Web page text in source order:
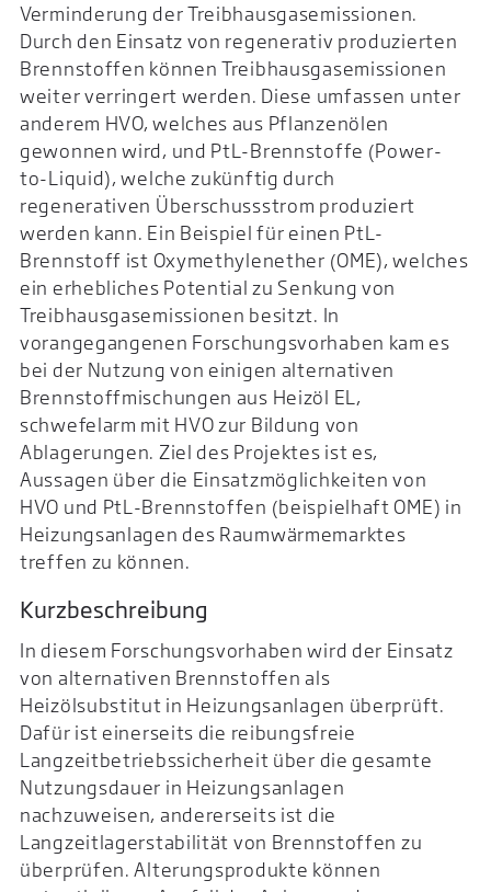
Verminderung der Treibhausgasemissionen.
Durch den Einsatz von regenerativ produzierten
Brennstoffen können Treibhausgasemissionen
weiter verringert werden. Diese umfassen unter
anderem HVO, welches aus Pflanzenölen
gewonnen wird, und PtL-Brennstoffe (Power-
to-Liquid), welche zukünftig durch
regenerativen Überschussstrom produziert
werden kann. Ein Beispiel für einen PtL-
Brennstoff ist Oxymethylenether (OME), welches
ein erhebliches Potential zu Senkung von
Treibhausgasemissionen besitzt. In
vorangegangenen Forschungsvorhaben kam es
bei der Nutzung von einigen alternativen
Brennstoffmischungen aus Heizöl EL,
schwefelarm mit HVO zur Bildung von
Ablagerungen. Ziel des Projektes ist es,
Aussagen über die Einsatzmöglichkeiten von
HVO und PtL-Brennstoffen (beispielhaft OME) in
Heizungsanlagen des Raumwärmemarktes
treffen zu können.
Kurzbeschreibung
In diesem Forschungsvorhaben wird der Einsatz
von alternativen Brennstoffen als
Heizölsubstitut in Heizungsanlagen überprüft.
Dafür ist einerseits die reibungsfreie
Langzeitbetriebssicherheit über die gesamte
Nutzungsdauer in Heizungsanlagen
nachzuweisen, andererseits ist die
Langzeitlagerstabilität von Brennstoffen zu
überprüfen. Alterungsprodukte können